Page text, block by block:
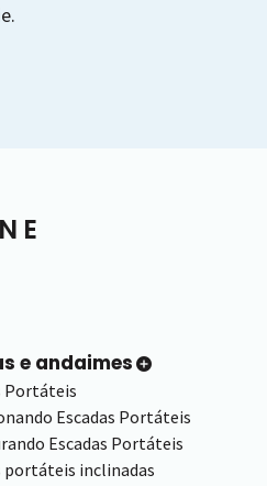
e andaimes
Portáteis
Escadas Portáteis
Escadas Portáteis
portáteis inclinadas